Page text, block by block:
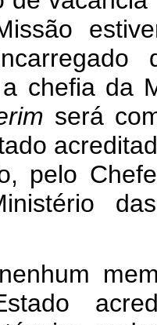
chefia da
será
pelo
membro